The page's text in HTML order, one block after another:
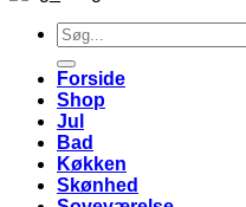
Søg
efter:
Forside
Shop
Jul
Bad
Køkken
Skønhed